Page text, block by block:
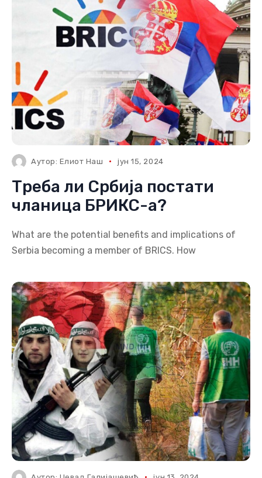
Аутор: Елиот Наш јун 15, 2024
Треба ли Србија постати
чланица БРИКС-а?
What are the potential benefits and implications of
Serbia becoming a member of BRICS. How